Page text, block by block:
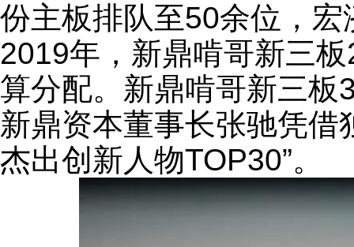
份主板排队至50余位，
2019年，新鼎啃哥新三
算分配。新鼎啃哥新三
新鼎资本董事长张驰凭借
杰出创新人物TOP30”。